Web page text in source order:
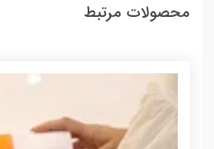
محصولات مرتبط